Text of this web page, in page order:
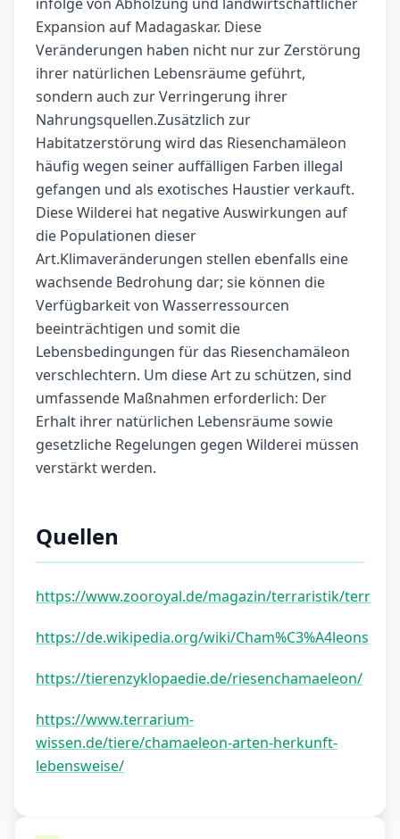
infolge von Abholzung und landwirtschaftlicher
Expansion auf Madagaskar. Diese
Veränderungen haben nicht nur zur Zerstörung
ihrer natürlichen Lebensräume geführt,
sondern auch zur Verringerung ihrer
Nahrungsquellen.Zusätzlich zur
Habitatzerstörung wird das Riesenchamäleon
häufig wegen seiner auffälligen Farben illegal
gefangen und als exotisches Haustier verkauft.
Diese Wilderei hat negative Auswirkungen auf
die Populationen dieser
Art.Klimaveränderungen stellen ebenfalls eine
wachsende Bedrohung dar; sie können die
Verfügbarkeit von Wasserressourcen
beeinträchtigen und somit die
Lebensbedingungen für das Riesenchamäleon
verschlechtern. Um diese Art zu schützen, sind
umfassende Maßnahmen erforderlich: Der
Erhalt ihrer natürlichen Lebensräume sowie
gesetzliche Regelungen gegen Wilderei müssen
verstärkt werden.
Quellen
https://www.zooroyal.de/magazin/terraristik/terr
https://de.wikipedia.org/wiki/Cham%C3%A4leons
https://tierenzyklopaedie.de/riesenchamaeleon/
https://www.terrarium-
wissen.de/tiere/chamaeleon-arten-herkunft-
lebensweise/